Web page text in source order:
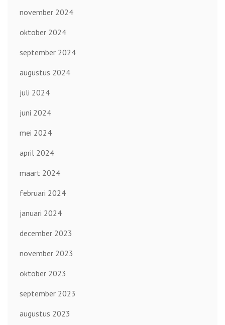
november 2024
oktober 2024
september 2024
augustus 2024
juli 2024
juni 2024
mei 2024
april 2024
maart 2024
februari 2024
januari 2024
december 2023
november 2023
oktober 2023
september 2023
augustus 2023